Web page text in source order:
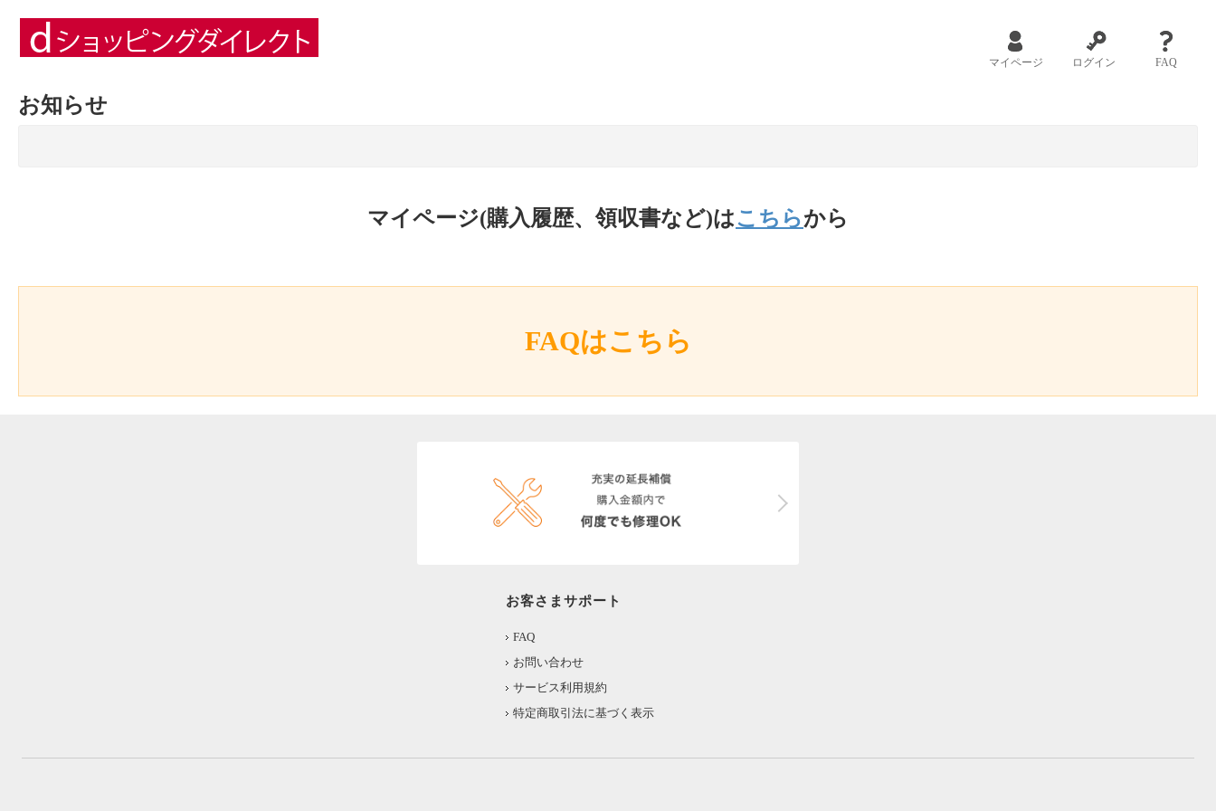
マイページ ログイン FAQ
お知らせ
マイページ(購入履歴、領収書など)はこちらから
FAQはこちら
お客さまサポート
FAQ
お問い合わせ
サービス利用規約
特定商取引法に基づく表示